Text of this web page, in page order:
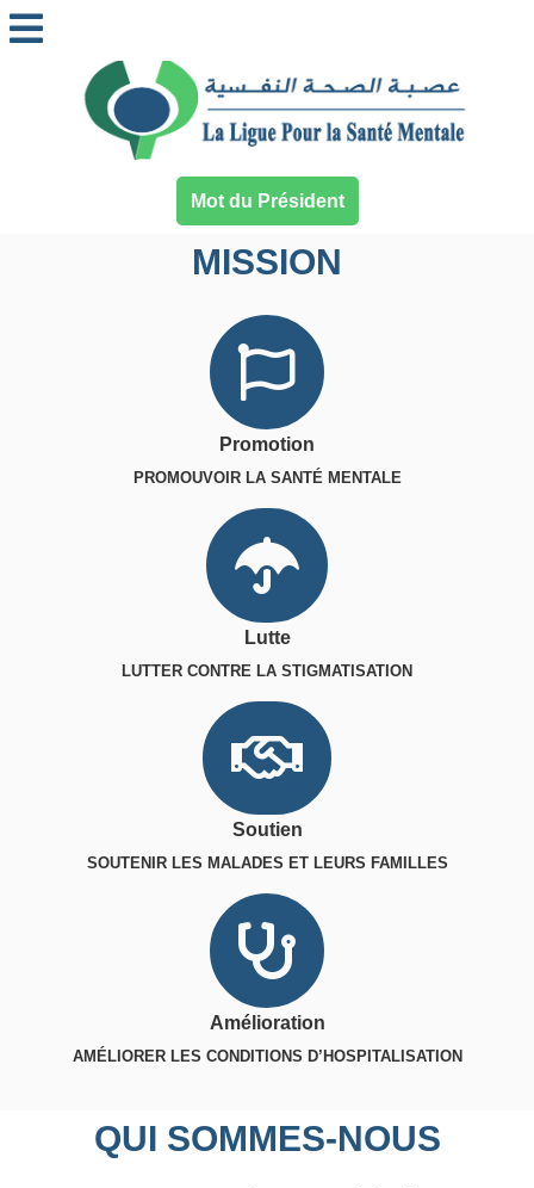
Mot du Président
MISSION
Promotion
PROMOUVOIR LA SANTÉ MENTALE
Lutte
LUTTER CONTRE LA STIGMATISATION
Soutien
SOUTENIR LES MALADES ET LEURS FAMILLES
Amélioration
AMÉLIORER LES CONDITIONS D’HOSPITALISATION
QUI SOMMES-NOUS